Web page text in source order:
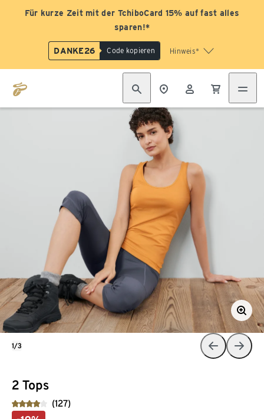
Für kurze Zeit mit der TchiboCard 15% auf fast alles
sparen!*
DANKE26 Code kopieren Hinweis*
2 Tops
(127)
1/3